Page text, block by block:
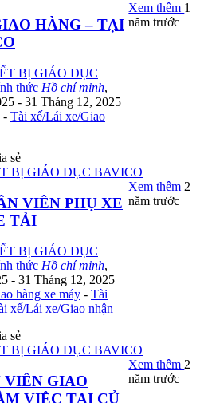
HÀNG – TẠI
BỊ GIÁO DỤC
thức Hồ chí minh,
- 31 Tháng 12, 2025
- Tài xế/Lái xe/Giao
sẻ
Xem thêm 1
năm trước
VIÊN PHỤ XE
TẢI
BỊ GIÁO DỤC
thức Hồ chí minh,
- 31 Tháng 12, 2025
hàng xe máy - Tài
xế/Lái xe/Giao nhận
sẻ
Xem thêm 2
năm trước
VIÊN GIAO
VIỆC TẠI CỦ
Xem thêm 2
năm trước